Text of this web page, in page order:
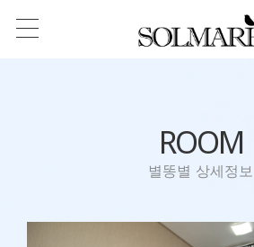
ROOM
별똥별 상세정보